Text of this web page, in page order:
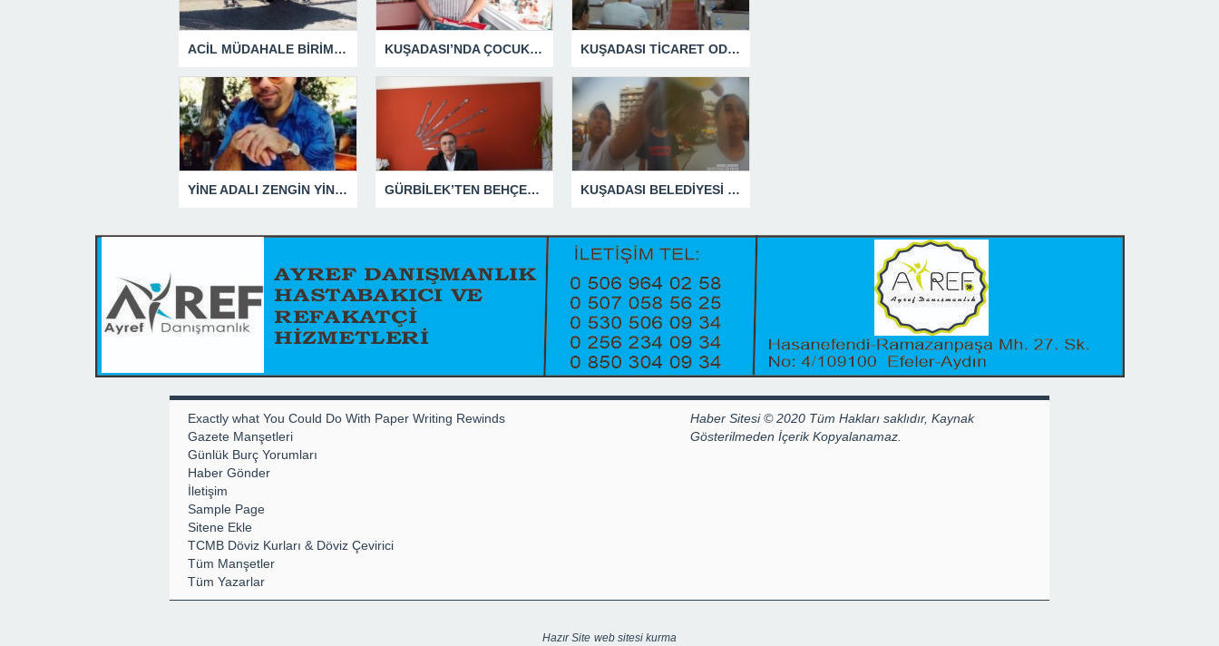
ACİL MÜDAHALE BİRİMİ HİZMETİNİ SÜRDÜRÜYOR KUŞADASI’NDA ÇOCUKLUĞUN HATIRALARI OYUNCAK MÜZESİNDE HAYAT BULACAK KUŞADASI TİCARET ODASI TEMMUZ MECLİSİNDE YEREL İŞLETMELERE ANLAMLI DESTEK
YİNE ADALI ZENGİN YİNE BEN DEDİ GÜRBİLEK’TEN BEHÇET ALP’E SERT YANIT KUŞADASI BELEDİYESİ ZABITA MEMURUNU DARBEDEN DİLENCİ 2 KADIN TUTUKLANDI
Exactly what You Could Do With Paper Writing Rewinds
Gazete Manşetleri
Günlük Burç Yorumları
Haber Gönder
İletişim
Sample Page
Sitene Ekle
TCMB Döviz Kurları & Döviz Çevirici
Tüm Manşetler
Tüm Yazarlar
Haber Sitesi © 2020 Tüm Hakları saklıdır, Kaynak
Gösterilmeden İçerik Kopyalanamaz.
Hazır Site web sitesi kurma